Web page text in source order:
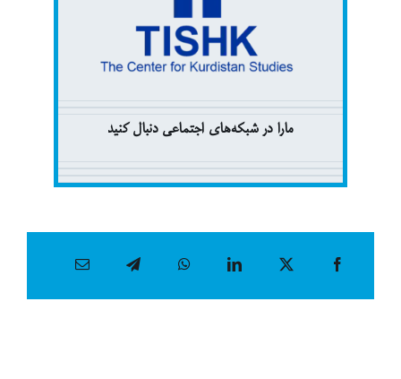
مارا در شبکەهای اجتماعی دنبال کنید